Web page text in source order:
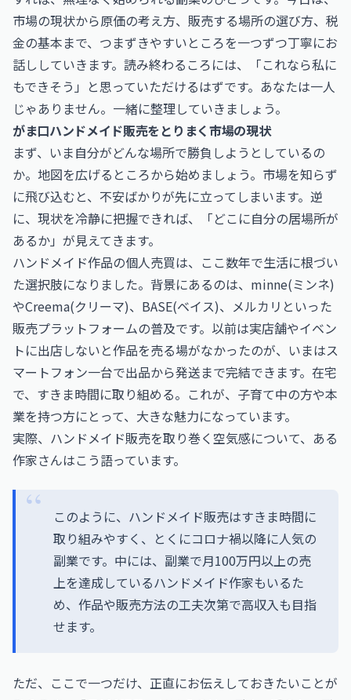
市場の現状から原価の考え方、販売する場所の選び方、税
金の基本まで、つまずきやすいところを一つずつ丁寧にお
話ししていきます。読み終わるころには、「これなら私に
もできそう」と思っていただけるはずです。あなたは一人
じゃありません。一緒に整理していきましょう。
がま口ハンドメイド販売をとりまく市場の現状
まず、いま自分がどんな場所で勝負しようとしているの
か。地図を広げるところから始めましょう。市場を知らず
に飛び込むと、不安ばかりが先に立ってしまいます。逆
に、現状を冷静に把握できれば、「どこに自分の居場所が
あるか」が見えてきます。
ハンドメイド作品の個人売買は、ここ数年で生活に根づい
た選択肢になりました。背景にあるのは、minne(ミンネ)
やCreema(クリーマ)、BASE(ベイス)、メルカリといった
販売プラットフォームの普及です。以前は実店舗やイベン
トに出店しないと作品を売る場がなかったのが、いまはス
マートフォン一台で出品から発送まで完結できます。在宅
で、すきま時間に取り組める。これが、子育て中の方や本
業を持つ方にとって、大きな魅力になっています。
実際、ハンドメイド販売を取り巻く空気感について、ある
作家さんはこう語っています。
このように、ハンドメイド販売はすきま時間に
取り組みやすく、とくにコロナ禍以降に人気の
副業です。中には、副業で月100万円以上の売
上を達成しているハンドメイド作家もいるた
め、作品や販売方法の工夫次第で高収入も目指
せます。
ただ、ここで一つだけ、正直にお伝えしておきたいことが